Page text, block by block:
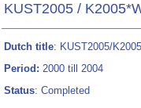
KUST2005 /
Dutch title: KUST2005/
Period: 2000 till 2004
Status: Completed